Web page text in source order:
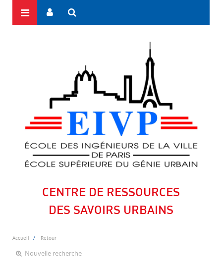
CENTRE DE RESSOURCES
DES SAVOIRS URBAINS
Accueil Retour
Nouvelle recherche